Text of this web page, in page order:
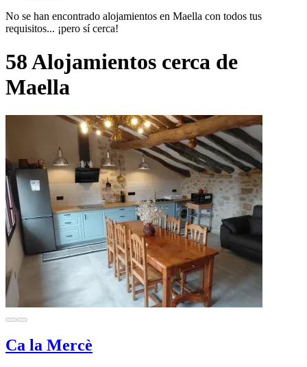
No se han encontrado alojamientos en Maella con todos tus
requisitos... ¡pero sí cerca!
58 Alojamientos cerca de
Maella
Ca la Mercè